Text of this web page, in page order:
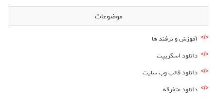
موضوعات
آموزش و ترفند ها
دانلود اسکریپت
دانلود قالب وب سایت
دانلود متفرقه